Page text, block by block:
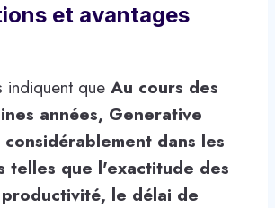
et avantages
indiquent que Au cours des
années, Generative
dans les
telles que l'exactitude des
le délai de